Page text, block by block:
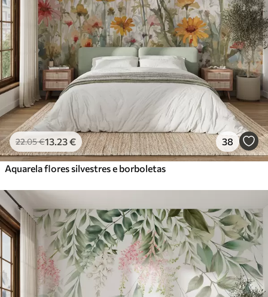
22.05€13 .23€ 38
Aquarela flores silvestres e borboletas